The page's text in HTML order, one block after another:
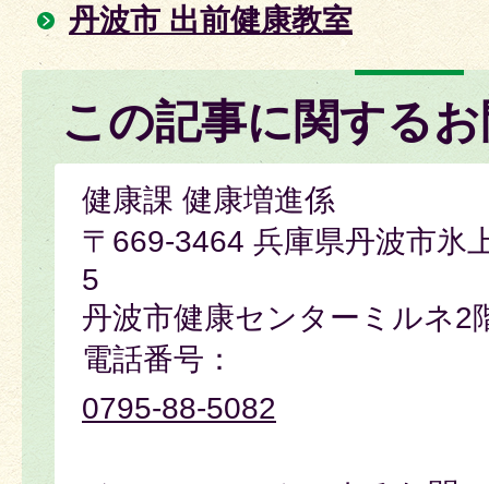
丹波市 出前健康教室
この記事に関する
健康課 健康増進係
〒669-3464 兵庫県丹波市氷
5
丹波市健康センターミルネ2
電話番号：
0795-88-5082